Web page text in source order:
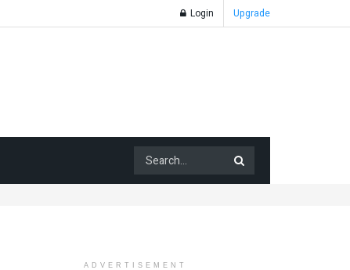
Login Upgrade
ADVERTISEMENT